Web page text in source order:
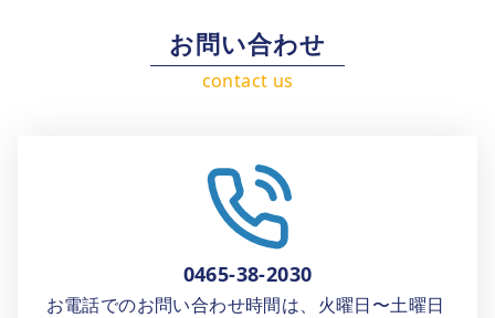
お問い合わせ
0465-38-2030
お電話でのお問い合わせ時間は、火曜日〜土曜日